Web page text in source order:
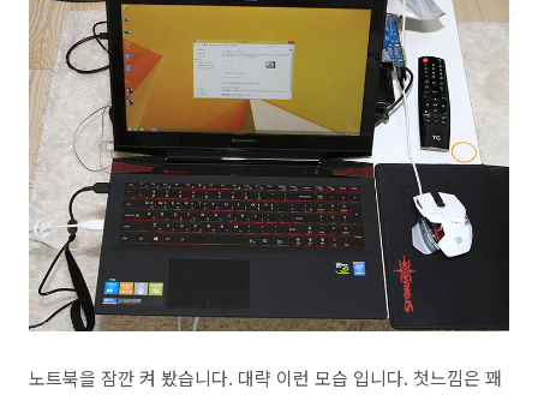
노트북을 잠깐 켜 봤습니다. 대략 이런 모습 입니다. 첫느낌은 꽤